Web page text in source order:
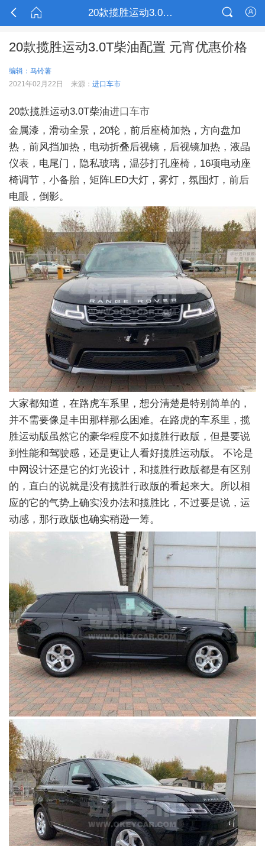
  20款揽胜运动3.0T柴油配置 元宵优惠价格 

20款揽胜运动3.0T柴油配置 元宵优惠价格
编辑：马铃薯
2021年02月22日
来源： 进口车市
20款揽胜运动3.0T柴油进口车市
金属漆，滑动全景，20轮，前后座椅加热，方向盘加
热，前风挡加热，电动折叠后视镜，后视镜加热，液晶
仪表，电尾门，隐私玻璃，温莎打孔座椅，16项电动座
椅调节，小备胎，矩阵LED大灯，雾灯，氛围灯，前后
电眼，倒影。
大家都知道，在路虎车系里，想分清楚是特别简单的，
并不需要像是丰田那样那么困难。在路虎的车系里，揽
胜运动版虽然它的豪华程度不如揽胜行政版，但是要说
到性能和驾驶感，还是更让人看好揽胜运动版。 不论是
中网设计还是它的灯光设计，和揽胜行政版都是有区别
的，直白的说就是没有揽胜行政版的看起来大。所以相
应的它的气势上确实没办法和揽胜比，不过要是说，运
动感，那行政版也确实稍逊一筹。